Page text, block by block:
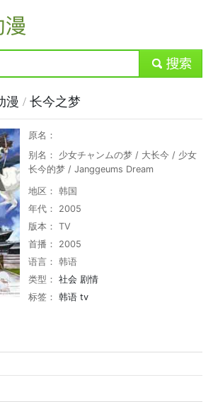
submit
漫 / 长今之梦
原名：
别名： 少女チャンムの梦 / 大长今 / 少女
长今的梦 / Janggeums Dream
地区： 韩国
年代： 2005
版本： TV
首播： 2005
语言： 韩语
类型：社会 剧情
标签：韩语 tv